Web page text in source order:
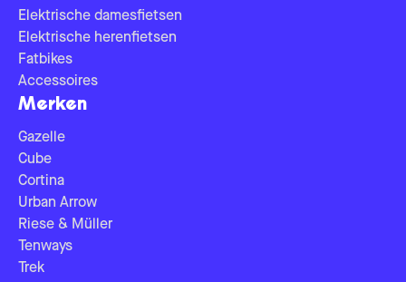
Elektrische damesfietsen
Elektrische herenfietsen
Fatbikes
Accessoires
Merken
Gazelle
Cube
Cortina
Urban Arrow
Riese & Müller
Tenways
Trek